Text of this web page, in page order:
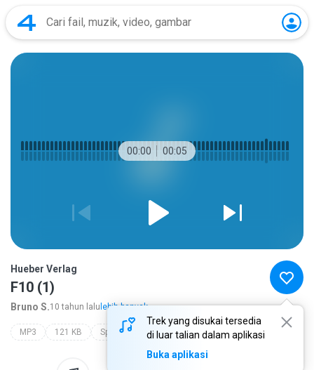
00:00 00:05
Trek yang disukai tersedia
di luar talian dalam aplikasi
Buka aplikasi
Hueber Verlag
F10 (1)
Bruno S.10 tahun lalu lebih banyak...
MP3 121 KB Speech hueber verlag